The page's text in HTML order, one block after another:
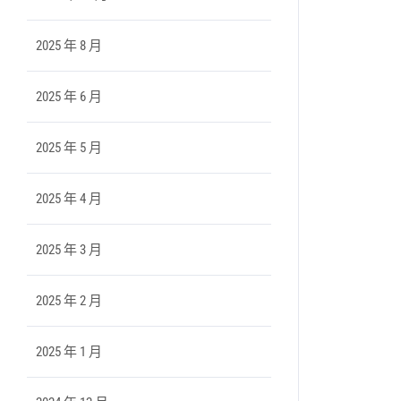
2025 年 8 月
2025 年 6 月
2025 年 5 月
2025 年 4 月
2025 年 3 月
2025 年 2 月
2025 年 1 月